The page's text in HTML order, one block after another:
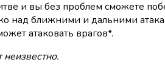
и вы без проблем сможете
над ближними и дальними
атаковать врагов*.